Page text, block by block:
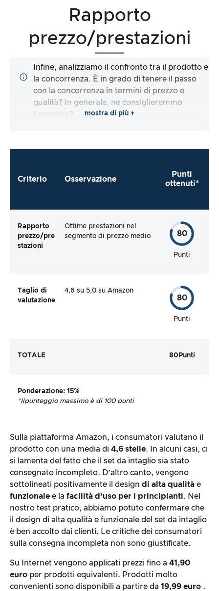
Rapporto
prezzo/prestazioni
Infine, analizziamo il confronto tra il prodotto e
la concorrenza. È in grado di tenere il passo
con la concorrenza in termini di prezzo e
qualità? In generale, ne consiglieremmo
l’acquisto?
mostra di più +
Criterio Osservazione
Punti
ottenuti*
Rapporto
prezzo/pre
stazioni
Ottime prestazioni nel
segmento di prezzo medio
80
Punti
Taglio di
valutazione
4,6 su 5,0 su Amazon
80
Punti
TOTALE 80 Punti
Ponderazione: 15%
*Ilpunteggio massimo è di 100 punti
Sulla piattaforma Amazon, i consumatori valutano il
prodotto con una media di 4,6 stelle. In alcuni casi, ci
si lamenta del fatto che il set da intaglio sia stato
consegnato incompleto. D’altro canto, vengono
sottolineati positivamente il design di alta qualità e
funzionale e la facilità d’uso per i principianti. Nel
nostro test pratico, abbiamo potuto confermare che
il design di alta qualità e funzionale del set da intaglio
è ben accolto dai clienti. Le critiche dei consumatori
sulla consegna incompleta non sono giustificate.
Su Internet vengono applicati prezzi fino a 41,90
euro per prodotti equivalenti. Prodotti molto
convenienti sono disponibili a partire da 19,99 euro .